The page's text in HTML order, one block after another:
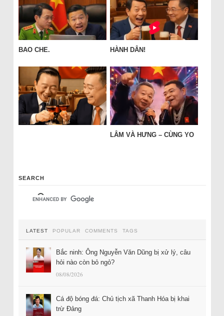
BAO CHE. HÀNH DÂN!
LÂM VÀ HƯNG – CÙNG YO
SEARCH
LATEST POPULAR COMMENTS TAGS
Bắc ninh: Ông Nguyễn Văn Dũng bị xử lý, câu
hỏi nào còn bỏ ngỏ?
08/08/2026
Cá độ bóng đá: Chủ tịch xã Thanh Hóa bị khai
trừ Đảng